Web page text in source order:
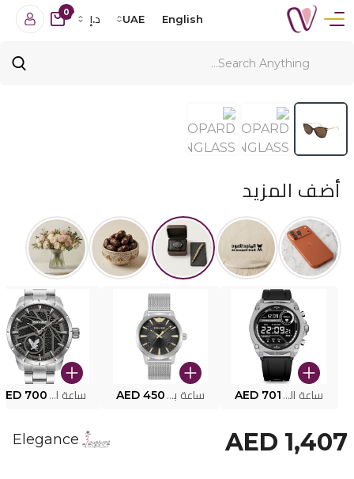
English
UAE د.إ
0
أضف المزيد
ساعة البوليس الذكية MY.AVATAR PEIUN0000101 AED 701 ساعة بوليس للرجال PEWJG0005002 AED 450 ساعة البوليس PEWJG2227302 700
AED 1,407
Elegance